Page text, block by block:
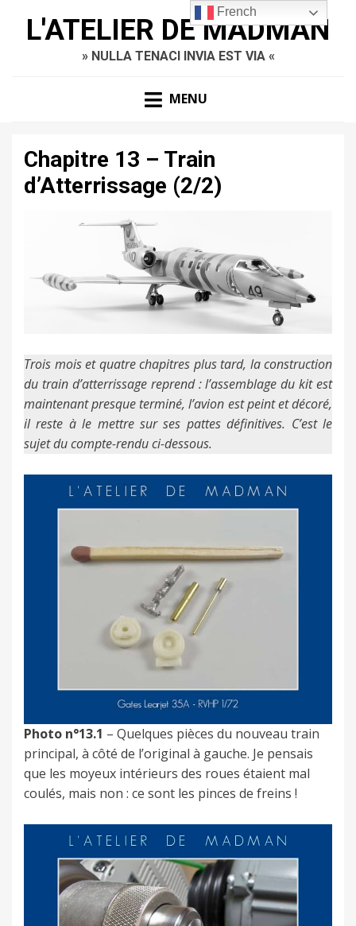
L'ATELIER DE MADMAN
» NULLA TENACI INVIA EST VIA «
MENU
Chapitre 13 – Train
d’Atterrissage (2/2)
Trois mois et quatre chapitres plus tard, la construction
du train d’atterrissage reprend : l’assemblage du kit est
maintenant presque terminé, l’avion est peint et décoré,
il reste à le mettre sur ses pattes définitives. C’est le
sujet du compte-rendu ci-dessous.
Photo n°13.1 – Quelques pièces du nouveau train
principal, à côté de l’original à gauche. Je pensais
que les moyeux intérieurs des roues étaient mal
coulés, mais non : ce sont les pinces de freins !
French